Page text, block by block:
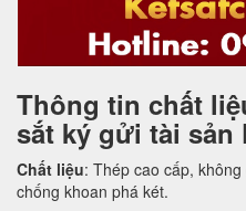
Thông tin chất
sắt ký gửi tài sản
Chất liệu: Thép cao cấp,
chống khoan phá két.